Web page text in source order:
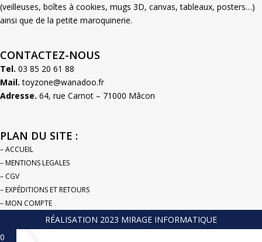
(veilleuses, boîtes à cookies, mugs 3D, canvas, tableaux, posters…)
ainsi que de la petite maroquinerie.
CONTACTEZ-NOUS
Tel. 03 85 20 61 88
Mail. toyzone@wanadoo.fr
Adresse. 64, rue Carnot – 71000 Mâcon
PLAN DU SITE :
– ACCUEIL
– MENTIONS LEGALES
– CGV
– EXPÉDITIONS ET RETOURS
– MON COMPTE
RÉALISATION 2023 MIRAGE INFORMATIQUE
0